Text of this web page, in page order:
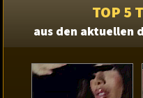
TOP 5
aus den aktuellen